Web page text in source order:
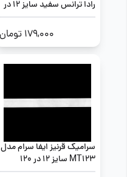
رادا ترانس سفید سایز 12 در
120
179,000 تومان
سرامیک قرنیز ایفا سرام مدل
MT123 سایز 12 در 120